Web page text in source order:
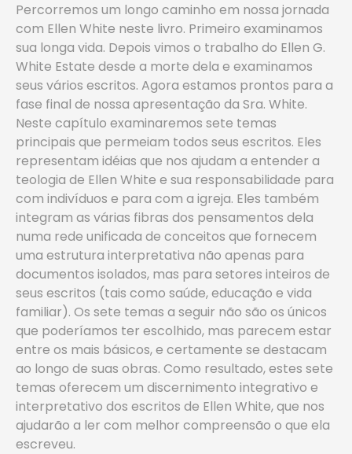
Percorremos um longo caminho em nossa jornada
com Ellen White neste livro. Primeiro examinamos
sua longa vida. Depois vimos o trabalho do Ellen G.
White Estate desde a morte dela e examinamos
seus vários escritos. Agora estamos prontos para a
fase final de nossa apresentação da Sra. White.
Neste capítulo examinaremos sete temas
principais que permeiam todos seus escritos. Eles
representam idéias que nos ajudam a entender a
teologia de Ellen White e sua responsabilidade para
com indivíduos e para com a igreja. Eles também
integram as várias fibras dos pensamentos dela
numa rede unificada de conceitos que fornecem
uma estrutura interpretativa não apenas para
documentos isolados, mas para setores inteiros de
seus escritos (tais como saúde, educação e vida
familiar). Os sete temas a seguir não são os únicos
que poderíamos ter escolhido, mas parecem estar
entre os mais básicos, e certamente se destacam
ao longo de suas obras. Como resultado, estes sete
temas oferecem um discernimento integrativo e
interpretativo dos escritos de Ellen White, que nos
ajudarão a ler com melhor compreensão o que ela
escreveu.